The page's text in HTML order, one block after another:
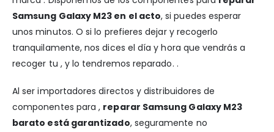
Samsung Galaxy M23 en el acto, si puedes esperar
unos minutos. O si lo prefieres dejar y recogerlo
tranquilamente, nos dices el día y hora que vendrás a
recoger tu , y lo tendremos reparado. .
Al ser importadores directos y distribuidores de
componentes para , reparar Samsung Galaxy M23
barato está garantizado, seguramente no